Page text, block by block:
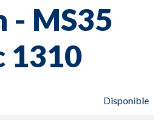
- MS35
1310
Disponible